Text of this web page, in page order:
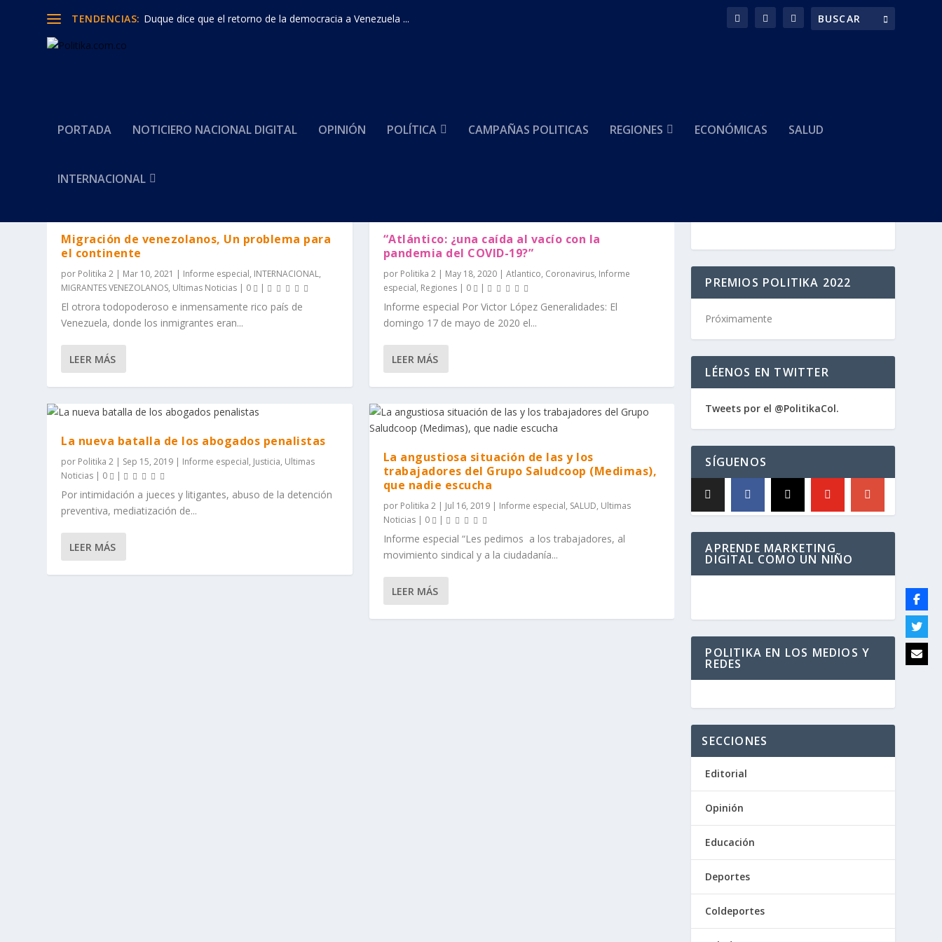
TENDENCIAS: Duque dice que el retorno de la democracia a Venezuela ...
PORTADA NOTICIERO NACIONAL DIGITAL OPINIÓN POLÍTICA CAMPAÑAS POLITICAS REGIONES ECONÓMICAS SALUD
INTERNACIONAL
Categoría:Informe especial
Migración de venezolanos, Un problema para
el continente
por Politika 2 | Mar 10, 2021 | Informe especial, INTERNACIONAL,
MIGRANTES VENEZOLANOS, Ultimas Noticias | 0 |
El otrora todopoderoso e inmensamente rico país de
Venezuela, donde los inmigrantes eran...
LEER MÁS
La nueva batalla de los abogados penalistas
por Politika 2 | Sep 15, 2019 | Informe especial, Justicia, Ultimas
Noticias | 0 |
Por intimidación a jueces y litigantes, abuso de la detención
preventiva, mediatización de...
LEER MÁS
“Atlántico: ¿una caída al vacío con la
pandemia del COVID-19?”
por Politika 2| May 18, 2020| Atlantico, Coronavirus, Informe
especial, Regiones| 0 |
Informe especial Por Victor López Generalidades: El
domingo 17 de mayo de 2020 el...
LEER MÁS
La angustiosa situación de las y los
trabajadores del Grupo Saludcoop (Medimas),
que nadie escucha
por Politika 2| Jul 16, 2019| Informe especial, SALUD, Ultimas
Noticias| 0 |
Informe especial “Les pedimos a los trabajadores, al
movimiento sindical y a la ciudadanía...
LEER MÁS
PREMIOS POLITIKA 2022
Próximamente
LÉENOS EN TWITTER
Tweets por el @PolitikaCol.
SÍGUENOS
APRENDE MARKETING
DIGITAL COMO UN NIÑO
POLITIKA EN LOS MEDIOS Y
REDES
SECCIONES
Editorial
Opinión
Educación
Deportes
Coldeportes